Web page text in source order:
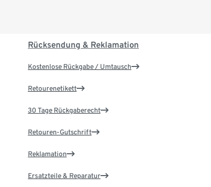
Rücksendung & Reklamation
Kostenlose Rückgabe / Umtausch
Retourenetikett
30 Tage Rückgaberecht
Retouren-Gutschrift
Reklamation
Ersatzteile & Reparatur